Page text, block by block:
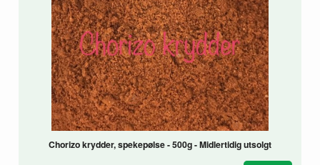
Chorizo krydder, spekepølse - 500g - Midlertidig utsolgt